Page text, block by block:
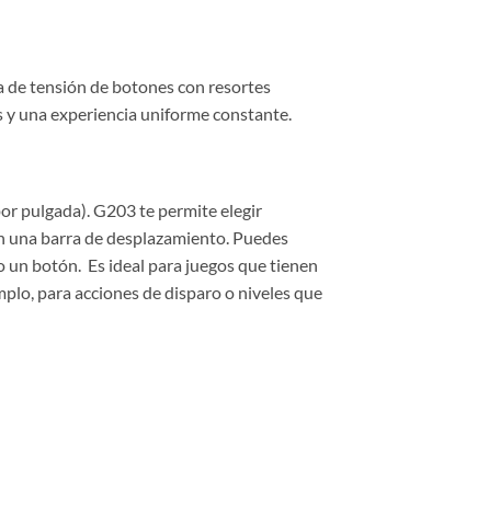
tensión de botones con resortes
y una experiencia uniforme constante.
pulgada). G203 te permite elegir
barra de desplazamiento. Puedes
botón. Es ideal para juegos que tienen
para acciones de disparo o niveles que